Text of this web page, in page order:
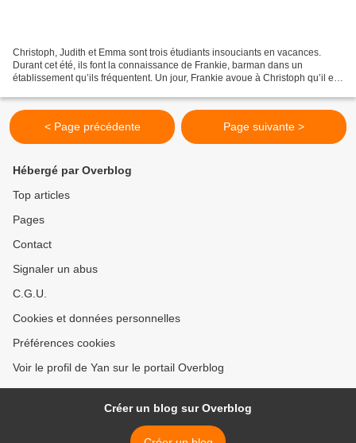
Christoph, Judith et Emma sont trois étudiants insouciants en vacances.
Durant cet été, ils font la connaissance de Frankie, barman dans un
établissement qu’ils fréquentent. Un jour, Frankie avoue à Christoph qu’il est
< Page précédente Page suivante >
Hébergé par Overblog
Top articles
Pages
Contact
Signaler un abus
C.G.U.
Cookies et données personnelles
Préférences cookies
Voir le profil de Yan sur le portail Overblog
Créer un blog sur Overblog